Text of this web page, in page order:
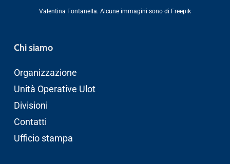
Valentina Fontanella. Alcune immagini sono di Freepik
Chi siamo
Organizzazione
Unità Operative Ulot
Divisioni
Contatti
Ufficio stampa